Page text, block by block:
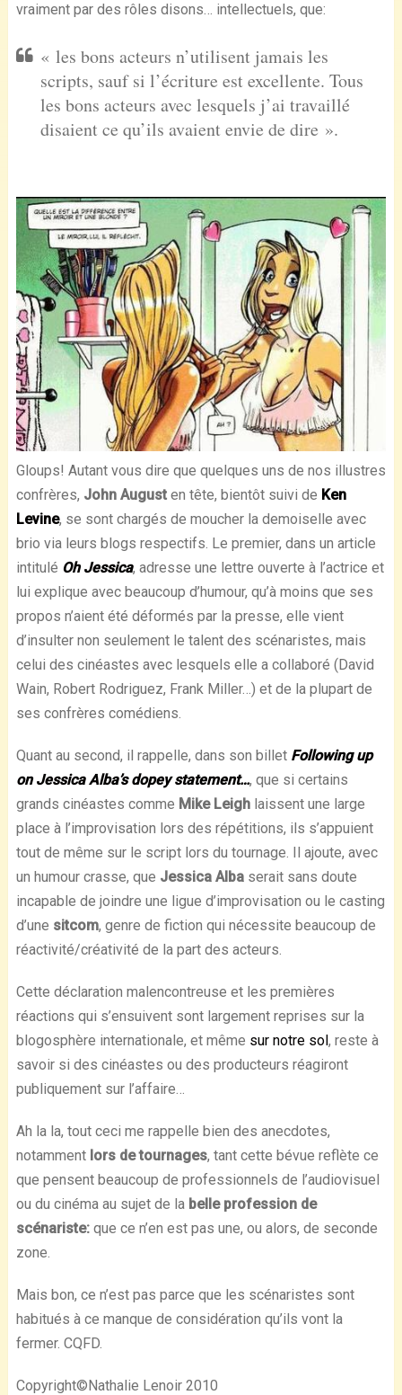
vraiment par des rôles disons… intellectuels, que:
« les bons acteurs n’utilisent jamais les
scripts, sauf si l’écriture est excellente. Tous
les bons acteurs avec lesquels j’ai travaillé
disaient ce qu’ils avaient envie de dire ».
Gloups! Autant vous dire que quelques uns de nos illustres
confrères, John Augusten tête, bientôt suivi de Ken
Levine, se sont chargés de moucher la demoiselle avec
brio via leurs blogs respectifs. Le premier, dans un article
intitulé Oh Jessica, adresse une lettre ouverte à l’actrice et
lui explique avec beaucoup d’humour, qu’à moins que ses
propos n’aient été déformés par la presse, elle vient
d’insulter non seulement le talent des scénaristes, mais
celui des cinéastes avec lesquels elle a collaboré (David
Wain, Robert Rodriguez, Frank Miller…) et de la plupart de
ses confrères comédiens.
Quant au second, il rappelle, dans son billet Following up
on Jessica Alba’s dopey statement…, que si certains
grands cinéastes comme Mike Leighlaissent une large
place à l’improvisation lors des répétitions, ils s’appuient
tout de même sur le script lors du tournage. Il ajoute, avec
un humour crasse, que Jessica Albaserait sans doute
incapable de joindre une ligue d’improvisation ou le casting
d’une sitcom, genre de fiction qui nécessite beaucoup de
réactivité/créativité de la part des acteurs.
Cette déclaration malencontreuse et les premières
réactions qui s’ensuivent sont largement reprises sur la
blogosphère internationale, et même sur notre sol , reste à
savoir si des cinéastes ou des producteurs réagiront
publiquement sur l’affaire…
Ah la la, tout ceci me rappelle bien des anecdotes,
notamment lors de tournages, tant cette bévue reflète ce
que pensent beaucoup de professionnels de l’audiovisuel
ou du cinéma au sujet de la belle profession de
scénariste:que ce n’en est pas une, ou alors, de seconde
zone.
Mais bon, ce n’est pas parce que les scénaristes sont
habitués à ce manque de considération qu’ils vont la
fermer. CQFD.
Copyright©Nathalie Lenoir 2010